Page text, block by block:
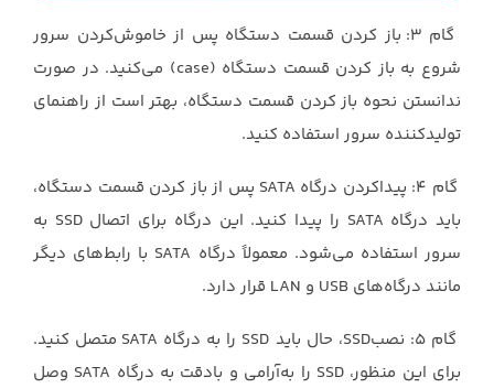
گام 3: باز کردن قسمت دستگاه پس از خاموش‌کردن سرور
شروع به باز کردن قسمت دستگاه (case) می‌کنید. در صورت
ندانستن نحوه باز کردن قسمت دستگاه، بهتر است از راهنمای
تولیدکننده سرور استفاده کنید.
گام 4: پیداکردن درگاه SATA پس از باز کردن قسمت دستگاه،
باید درگاه SATA را پیدا کنید. این درگاه برای اتصال SSD به
سرور استفاده می‌شود. معمولاً درگاه SATA با رابط‌های دیگر
مانند درگاه‌های USB و LAN قرار دارد.
گام 5: نصبSSD، حال باید SSD را به درگاه SATA متصل کنید.
برای این منظور، SSD را به‌آرامی و بادقت به درگاه SATA وصل